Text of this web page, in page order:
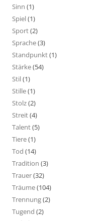
Sinn (1)
Spiel(1)
Sport(2)
Sprache(3)
Standpunkt(1)
Stärke(54)
Stil(1)
Stille(1)
Stolz(2)
Streit(4)
Talent(5)
Tiere(1)
Tod (14)
Tradition (3)
Trauer(32)
Träume(104)
Trennung(2)
Tugend (2)